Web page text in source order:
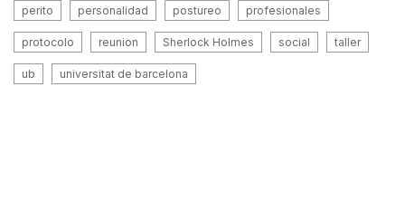
perito personalidad postureo profesionales
protocolo reunion Sherlock Holmes social taller
ub universitat de barcelona